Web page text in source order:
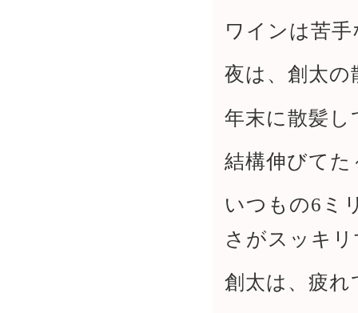
ワインは苦
夜は、創太
年末に散髪
結構伸びてた
いつもの6ミ
さがスッキ
創太は、疲